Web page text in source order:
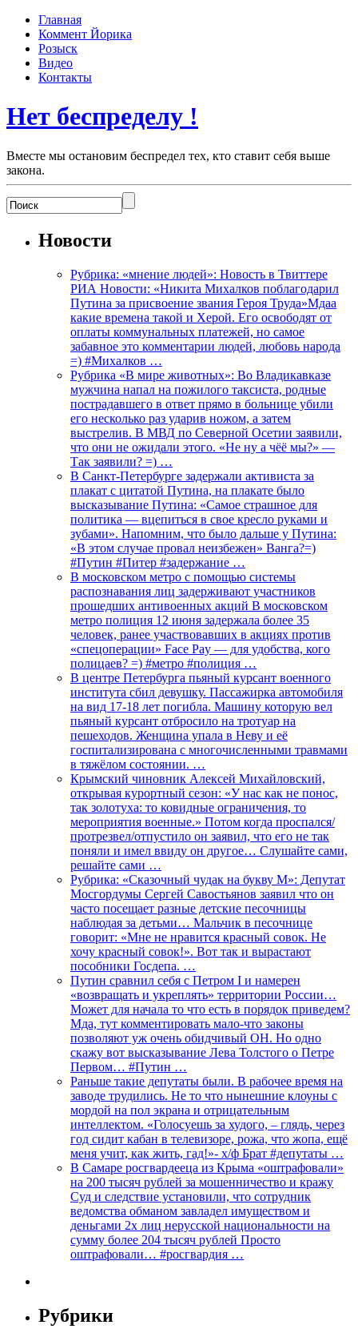
Главная
Коммент Йорика
Розыск
Видео
Контакты
Нет беспределу !
Вместе мы остановим беспредел тех, кто ставит себя выше
закона.
Новости
Рубрика: «мнение людей»: Новость в Твиттере
РИА Новости: «Никита Михалков поблагодарил
Путина за присвоение звания Героя Труда»Мдаа
какие времена такой и Херой. Его освободят от
оплаты коммунальных платежей, но самое
забавное это комментарии людей, любовь народа
=) #Михалков …
Рубрика «В мире животных»: Во Владикавказе
мужчина напал на пожилого таксиста, родные
пострадавшего в ответ прямо в больнице убили
его несколько раз ударив ножом, а затем
выстрелив. В МВД по Северной Осетии заявили,
что они не ожидали этого. «Не ну а чёё мы?» —
Так заявили? =) …
В Санкт-Петербурге задержали активиста за
плакат с цитатой Путина, на плакате было
высказывание Путина: «Самое страшное для
политика — вцепиться в свое кресло руками и
зубами». Напомним, что было дальше у Путина:
«В этом случае провал неизбежен» Ванга?=)
#Путин #Питер #задержание …
В московском метро с помощью системы
распознавания лиц задерживают участников
прошедших антивоенных акций В московском
метро полиция 12 июня задержала более 35
человек, ранее участвовавших в акциях против
«спецоперации» Face Pay — для удобства, кого
полицаев? =) #метро #полиция …
В центре Петербурга пьяный курсант военного
института сбил девушку. Пассажирка автомобиля
на вид 17-18 лет погибла. Машину которую вел
пьяный курсант отбросило на тротуар на
пешеходов. Женщина упала в Неву и её
госпитализирована с многочисленными травмами
в тяжёлом состоянии. …
Крымский чиновник Алексей Михайловский,
открывая курортный сезон: «У нас как не понос,
так золотуха: то ковидные ограничения, то
мероприятия военные.» Потом когда проспался/
протрезвел/отпустило он заявил, что его не так
поняли и имел ввиду он другое… Слушайте сами,
решайте сами …
Рубрика: «Сказочный чудак на букву М»: Депутат
Мосгордумы Сергей Савостьянов заявил что он
часто посещает разные детские песочницы
наблюдая за детьми… Мальчик в песочнице
говорит: «Мне не нравится красный совок. Не
хочу красный совок!». Вот так и вырастают
пособники Госдепа. …
Путин сравнил себя с Петром I и намерен
«возвращать и укреплять» территории России…
Может для начала то что есть в порядок приведем?
Мда, тут комментировать мало-что законы
позволяют уж очень обидчивый ОН. Но одно
скажу вот высказывание Лева Толстого о Петре
Первом… #Путин …
Раньше такие депутаты были. В рабочее время на
заводе трудились. Не то что нынешние клоуны с
мордой на пол экрана и отрицательным
интеллектом. «Голосуешь за худого, – глядь, через
год сидит кабан в телевизоре, рожа, что жопа, ещё
меня учит, как жить, гад!»- х/ф Брат #депутаты …
В Самаре росгвардееца из Крыма «оштрафовали»
на 200 тысяч рублей за мошенничество и кражу
Суд и следствие установили, что сотрудник
ведомства обманом завладел имуществом и
деньгами 2х лиц нерусской национальности на
сумму более 204 тысяч рублей Просто
оштрафовали… #росгвардия …
Рубрики